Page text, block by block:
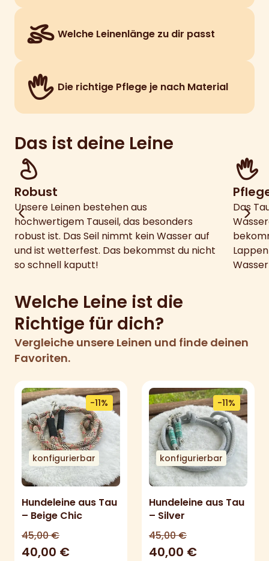
Welche Leinenlänge zu dir passt
Die richtige Pflege je nach Material
Das ist deine Leine
Robust
Unsere Leinen bestehen aus
hochwertigem Tauseil, das besonders
robust ist. Das Seil nimmt kein Wasser auf
und ist wetterfest. Das bekommst du nicht
so schnell kaputt!
Das
Welche Leine ist die
Richtige für dich?
Vergleiche unsere Leinen und finde deinen
Favoriten.
konfigurierbar
-11%
Hundeleine aus Tau
– Beige Chic
45,00€
40,00 €
konfigurierbar
-11%
Hundeleine aus Tau
– Silver
45,00€
40,00 €